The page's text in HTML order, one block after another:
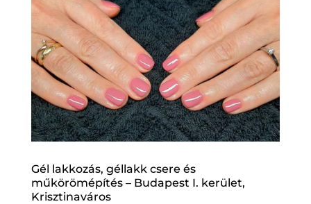
Gél lakkozás, géllakk csere és
műkörömépítés – Budapest I. kerület,
Krisztinaváros